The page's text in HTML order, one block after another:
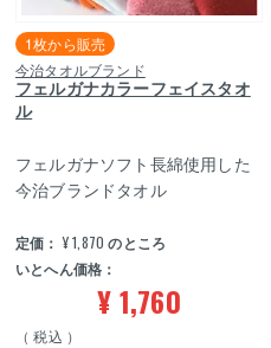
今治タオルブランド
フェルガナカラーフェイスタオ
ル
1枚から販売
定価： ¥1,870 のところ
いとへん価格：
¥1,760
税込
フェルガナソフト長綿使用した
今治ブランドタオル